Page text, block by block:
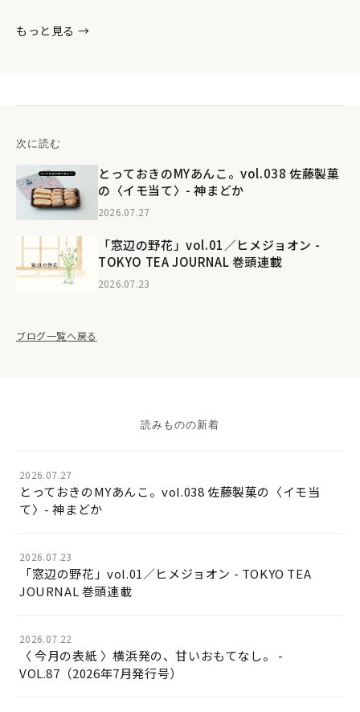
もっと見る →
次に読む
とっておきのMYあんこ。vol.038 佐藤製菓
の〈イモ当て〉- 神まどか
2026.07.27
「窓辺の野花」vol.01／ヒメジョオン -
TOKYO TEA JOURNAL 巻頭連載
2026.07.23
ブログ一覧へ戻る
読みものの新着
2026.07.27
とっておきのMYあんこ。vol.038 佐藤製菓の〈イモ当
て〉- 神まどか
2026.07.23
「窓辺の野花」vol.01／ヒメジョオン - TOKYO TEA
JOURNAL 巻頭連載
2026.07.22
〈 今月の表紙 〉横浜発の、甘いおもてなし。 -
VOL.87（2026年7月発行号）